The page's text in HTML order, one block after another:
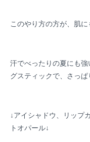
このやり方の方が、肌に
汗でべったりの夏にも
グスティックで、さっぱ
↓アイシャドウ、リップ
トオパール↓